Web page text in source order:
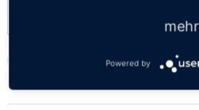
https://thailandsun.12go.asia/de/travel/
mehr
Powered by